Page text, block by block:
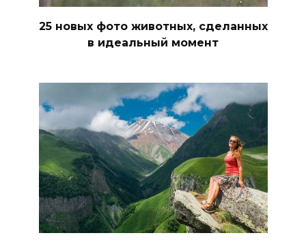
25 новых фото животных, сделанных
в идеальный момент